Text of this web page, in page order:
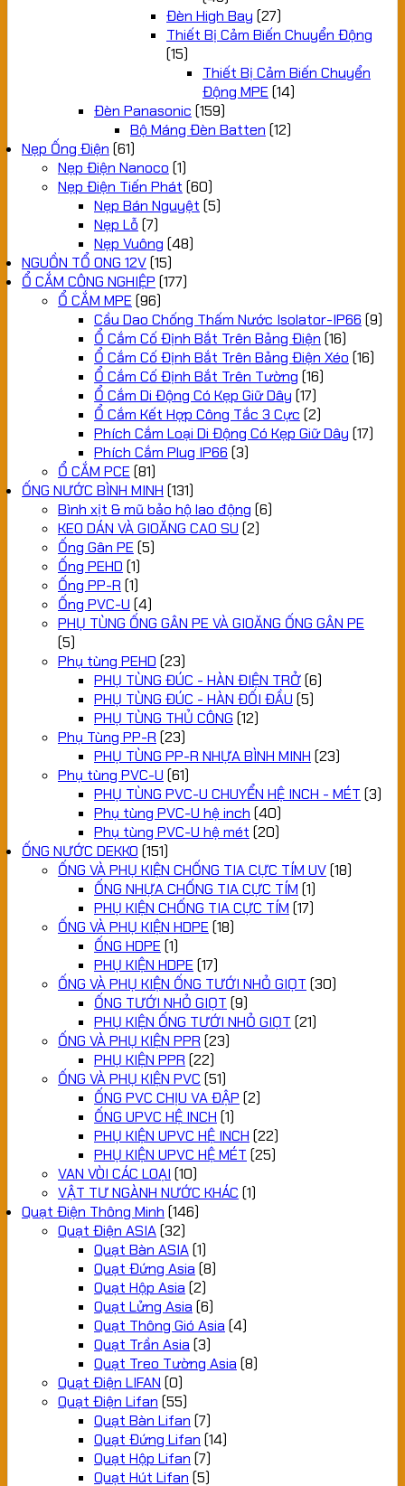
Đèn High Bay (27)
Thiết Bị Cảm Biến Chuyển Động
(15)
Thiết Bị Cảm Biến Chuyển
Động MPE (14)
Đèn Panasonic (159)
Bộ Máng Đèn Batten (12)
Nẹp Ống Điện (61)
Nẹp Điện Nanoco (1)
Nẹp Điện Tiến Phát (60)
Nẹp Bán Nguyệt (5)
Nẹp Lỗ (7)
Nẹp Vuông (48)
NGUỒN TỔ ONG 12V(15)
Ổ CẮM CÔNG NGHIỆP (177)
Ổ CẮM MPE (96)
Cầu Dao Chống Thấm Nước Isolator-IP66 (9)
Ổ Cắm Cố Định Bắt Trên Bảng Điện (16)
Ổ Cắm Cố Định Bắt Trên Bảng Điện Xéo (16)
Ổ Cắm Cố Định Bắt Trên Tường (16)
Ổ Cắm Di Động Có Kẹp Giữ Dây (17)
Ổ Cắm Kết Hợp Công Tắc 3 Cực (2)
Phích Cắm Loại Di Động Có Kẹp Giữ Dây (17)
Phích Cắm Plug IP66 (3)
Ổ CẮM PCE (81)
ỐNG NƯỚC BÌNH MINH (131)
Bình xịt & mũ bảo hộ lao động (6)
KEO DÁN VÀ GIOĂNG CAO SU (2)
Ống Gân PE (5)
Ống PEHD (1)
Ống PP-R (1)
Ống PVC-U (4)
PHỤ TÙNG ỐNG GÂN PE VÀ GIOĂNG ỐNG GÂN PE
(5)
Phụ tùng PEHD (23)
PHỤ TÙNG ĐÚC - HÀN ĐIỆN TRỞ(6)
PHỤ TÙNG ĐÚC - HÀN ĐỐI ĐẦU (5)
PHỤ TÙNG THỦ CÔNG (12)
Phụ Tùng PP-R (23)
PHỤ TÙNG PP-R NHỰA BÌNH MINH (23)
Phụ tùng PVC-U (61)
PHỤ TÙNG PVC-U CHUYỂN HỆ INCH - MÉT (3)
Phụ tùng PVC-U hệ inch (40)
Phụ tùng PVC-U hệ mét (20)
ỐNG NƯỚC DEKKO (151)
ỐNG VÀ PHỤ KIỆN CHỐNG TIA CỰC TÍM UV(18)
ỐNG NHỰA CHỐNG TIA CỰC TÍM (1)
PHỤ KIỆN CHỐNG TIA CỰC TÍM (17)
ỐNG VÀ PHỤ KIỆN HDPE (18)
ỐNG HDPE (1)
PHỤ KIỆN HDPE (17)
ỐNG VÀ PHỤ KIỆN ỐNG TƯỚI NHỎ GIỌT (30)
ỐNG TƯỚI NHỎ GIỌT (9)
PHỤ KIỆN ỐNG TƯỚI NHỎ GIỌT (21)
ỐNG VÀ PHỤ KIỆN PPR (23)
PHỤ KIỆN PPR (22)
ỐNG VÀ PHỤ KIỆN PVC (51)
ỐNG PVC CHỊU VA ĐẬP (2)
ỐNG UPVC HỆ INCH (1)
PHỤ KIỆN UPVC HỆ INCH (22)
PHỤ KIỆN UPVC HỆ MÉT (25)
VAN VÒI CÁC LOẠI (10)
VẬT TƯ NGÀNH NƯỚC KHÁC (1)
Quạt Điện Thông Minh (146)
Quạt Điện ASIA(32)
Quạt Bàn ASIA(1)
Quạt Đứng Asia (8)
Quạt Hộp Asia (2)
Quạt Lửng Asia (6)
Quạt Thông Gió Asia (4)
Quạt Trần Asia (3)
Quạt Treo Tường Asia (8)
Quạt Điện LIFAN (0)
Quạt Điện Lifan (55)
Quạt Bàn Lifan (7)
Quạt Đứng Lifan (14)
Quạt Hộp Lifan (7)
Quạt Hút Lifan (5)